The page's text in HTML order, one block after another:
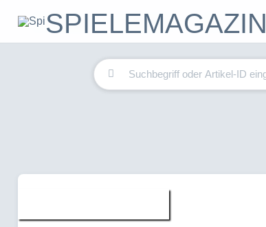
SPIELEMAGAZIN
Home Spiele Forum